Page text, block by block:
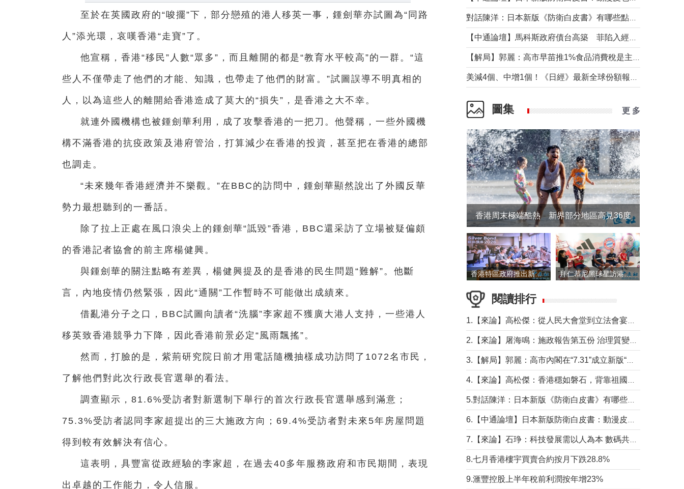
至於在英國政府的“唆擺”下，部分戀殖的港人移英一事，鍾劍華亦試圖為“同路
人”添光環，哀嘆香港“走寶”了。
他宣稱，香港“移民”人數“眾多”，而且離開的都是“教育水平較高”的一群。“這
些人不僅帶走了他們的才能、知識，也帶走了他們的財富。”試圖誤導不明真相的
人，以為這些人的離開給香港造成了莫大的“損失”，是香港之大不幸。
就連外國機構也被鍾劍華利用，成了攻擊香港的一把刀。他聲稱，一些外國機
構不滿香港的抗疫政策及港府管治，打算減少在香港的投資，甚至把在香港的總部
也調走。
“未來幾年香港經濟并不樂觀。”在BBC的訪問中，鍾劍華顯然說出了外國反華
勢力最想聽到的一番話。
除了拉上正處在風口浪尖上的鍾劍華“詆毀”香港，BBC還采訪了立場被疑偏頗
的香港記者協會的前主席楊健興。
與鍾劍華的關注點略有差異，楊健興提及的是香港的民生問題“難解”。他斷
言，內地疫情仍然緊張，因此“通關”工作暫時不可能做出成績來。
借亂港分子之口，BBC試圖向讀者“洗腦”李家超不獲廣大港人支持，一些港人
移英致香港競爭力下降，因此香港前景必定“風雨飄搖”。
然而，打臉的是，紫荊研究院日前才用電話隨機抽樣成功訪問了1072名市民，
了解他們對此次行政長官選舉的看法。
調查顯示，81.6%受訪者對新選制下舉行的首次行政長官選舉感到滿意；
75.3%受訪者認同李家超提出的三大施政方向；69.4%受訪者對未來5年房屋問題
得到較有效解決有信心。
這表明，具豐富從政經驗的李家超，在過去40多年服務政府和市民期間，表現
出卓越的工作能力，令人信服。
圖集 更 多
香港周末極端酷熱 新界部分地區高見36度
香港特區政府推出新一批銀色債券 每手1萬元保底息4.25厘 拜仁慕尼黑球星訪港 與球迷近距離互動
閱讀排行
8.七月香港樓宇買賣合約按月下跌28.8%
9.滙豐控股上半年稅前利潤按年增23%